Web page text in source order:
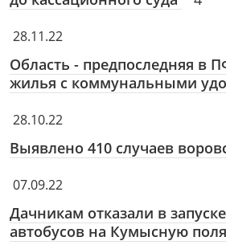
28.11.22
Область - предпоследняя в
жилья с коммунальными
28.10.22
Выявлено 410 случаев
07.09.22
Дачникам отказали в
автобусов на Кумысную